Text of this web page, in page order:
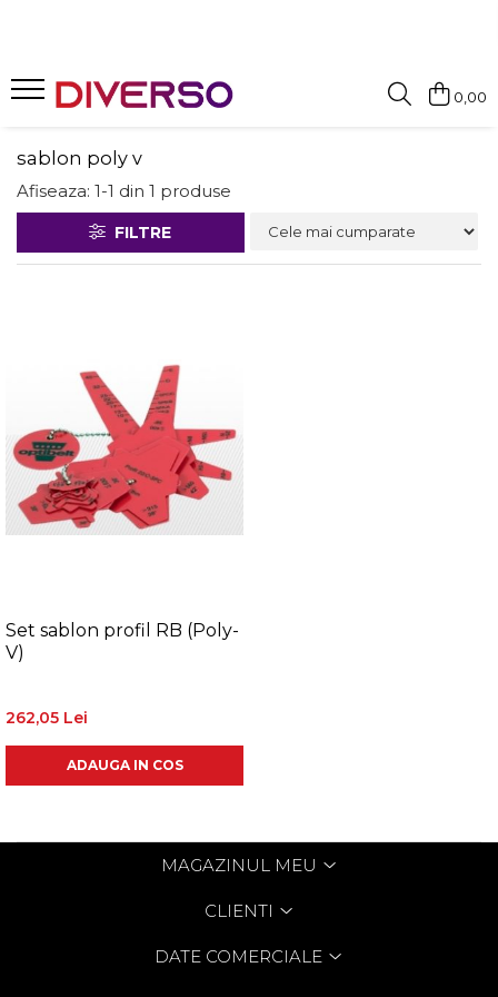
PLA
ABS
SILK
MULTIMATERIAL
0,00
sablon poly v
Afiseaza: 1-1 din 1 produse
FILTRE
Set sablon profil RB (Poly-
V)
262,05 Lei
ADAUGA IN COS
MAGAZINUL MEU
CLIENTI
DATE COMERCIALE